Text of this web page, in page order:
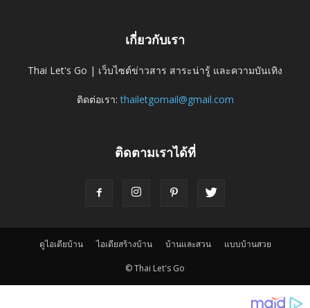
เกี่ยวกับเรา
Thai Let's Go | เว็บไซต์ข่าวสาร สาระน่ารู้ และความบันเทิง
ติดต่อเรา:thailetgomail@gmail.com
ติดตามเราได้ที่
ดูไอเดียบ้าน ไอเดียสร้างบ้าน บ้านและสวน แบบบ้านสวย
© Thai Let's Go